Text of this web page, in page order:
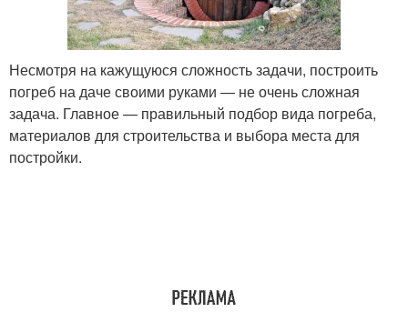
Несмотря на кажущуюся сложность задачи, построить
погреб на даче своими руками — не очень сложная
задача. Главное — правильный подбор вида погреба,
материалов для строительства и выбора места для
постройки.